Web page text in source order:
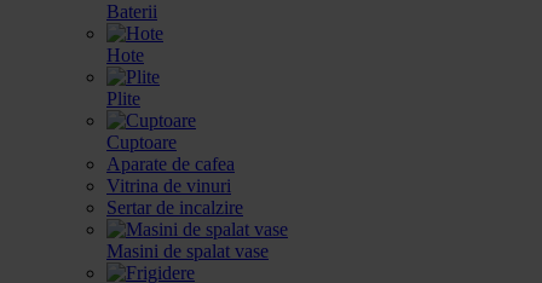
Baterii
Hote
Plite
Cuptoare
Aparate de cafea
Vitrina de vinuri
Sertar de incalzire
Masini de spalat vase